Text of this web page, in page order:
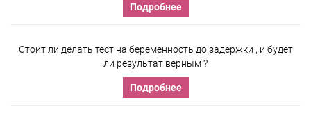
Подробнее
Стоит ли делать тест на беременность до задержки , и будет
ли результат верным ?
Подробнее